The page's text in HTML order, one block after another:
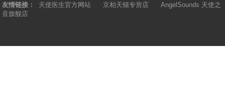
友情链接： 天使医生官方网站 京柏天猫专营店
AngelSounds 天使之
音旗舰店